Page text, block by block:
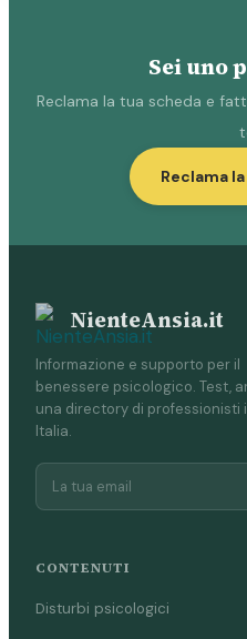
Sei uno
Reclama la tua scheda e
Reclama
NienteAnsia.it
Informazione e supporto per il
benessere psicologico. Test,
una directory di professionisti
Italia.
CONTENUTI
Disturbi psicologici